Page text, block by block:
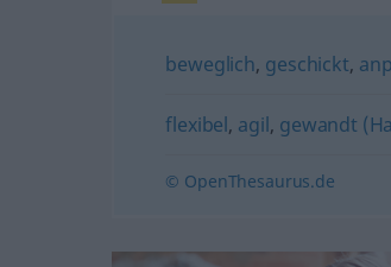
beweglich, geschickt,
flexibel, agil, gewandt
© OpenThesaurus.de